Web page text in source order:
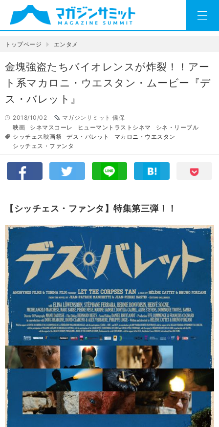
トップページ エンタメ
金塊強盗たちバイオレンスが炸裂！！アー
ト系マカロニ・ウエスタン・ムービー『デ
ス・バレット』
2018/10/02
マガジンサミット 儀保
映画
シネマスコーレ ヒューマントラストシネマ
シネ・リーブル
シッチェス映画祭
デス・バレット
マカロニ・ウエスタン
シッチェス・ファンタ
【シッチェス・ファンタ】特集第三弾！！